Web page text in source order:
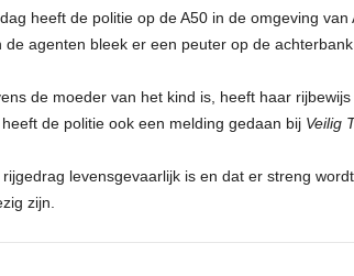
heeft de politie op de A50 in de omgeving
agenten bleek er een peuter op de achterbank
de moeder van het kind is, heeft haar
de politie ook een melding gedaan bij Veilig
levensgevaarlijk is en dat er streng
zijn.